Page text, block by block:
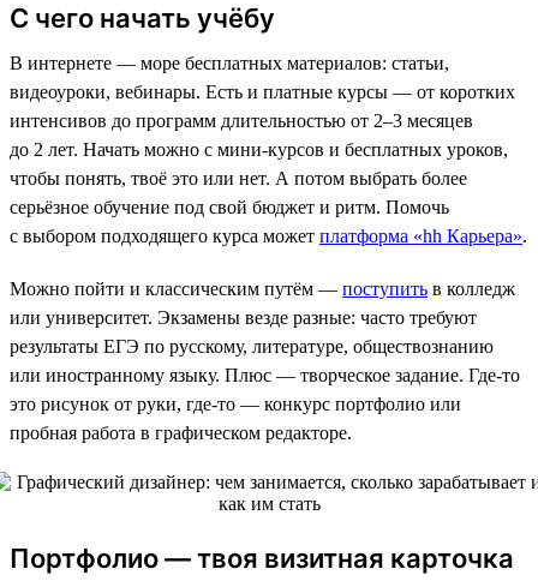
С чего начать учёбу
В интернете — море бесплатных материалов: статьи,
видеоуроки, вебинары. Есть и платные курсы — от коротких
интенсивов до программ длительностью от 2–3 месяцев
до 2 лет. Начать можно с мини-курсов и бесплатных уроков,
чтобы понять, твоё это или нет. А потом выбрать более
серьёзное обучение под свой бюджет и ритм. Помочь
с выбором подходящего курса может платформа «hh Карьера».
Можно пойти и классическим путём — поступить в колледж
или университет. Экзамены везде разные: часто требуют
результаты ЕГЭ по русскому, литературе, обществознанию
или иностранному языку. Плюс — творческое задание. Где-то
это рисунок от руки, где-то — конкурс портфолио или
пробная работа в графическом редакторе.
Портфолио — твоя визитная карточка